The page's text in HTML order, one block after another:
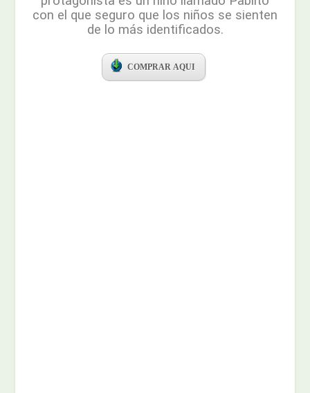
con el que seguro que los niños se sienten
de lo más identificados.
COMPRAR AQUI